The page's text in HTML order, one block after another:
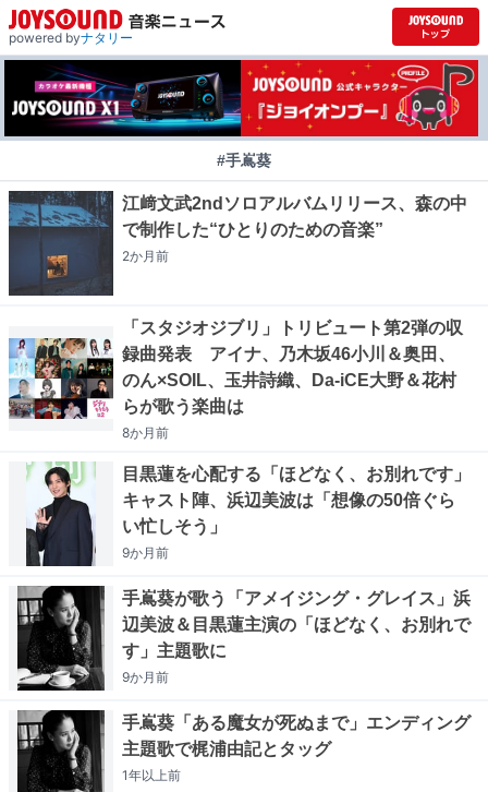
powered byナタリー
#手嶌葵
江﨑文武2ndソロアルバムリリース、森の中
で制作した“ひとりのための音楽”
2か月前
「スタジオジブリ」トリビュート第2弾の収
録曲発表 アイナ、乃木坂46小川＆奥田、
のん×SOIL、玉井詩織、Da-iCE大野＆花村
らが歌う楽曲は
8か月前
目黒蓮を心配する「ほどなく、お別れです」
キャスト陣、浜辺美波は「想像の50倍ぐら
い忙しそう」
9か月前
手嶌葵が歌う「アメイジング・グレイス」浜
辺美波＆目黒蓮主演の「ほどなく、お別れで
す」主題歌に
9か月前
手嶌葵「ある魔女が死ぬまで」エンディング
主題歌で梶浦由記とタッグ
1年以上前